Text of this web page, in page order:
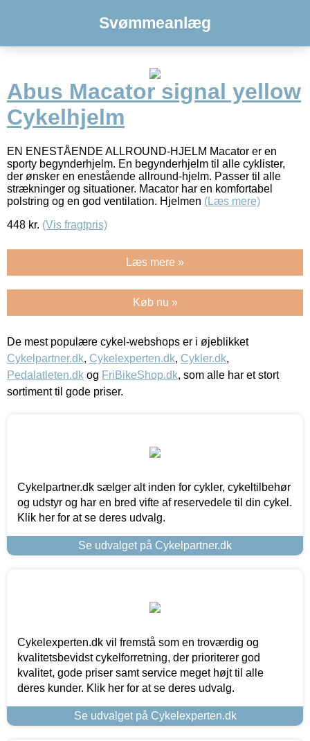
Svømmeanlæg
Abus Macator signal yellow
Cykelhjelm
EN ENESTÅENDE ALLROUND-HJELM Macator er en
sporty begynderhjelm. En begynderhjelm til alle cyklister,
der ønsker en enestående allround-hjelm. Passer til alle
strækninger og situationer. Macator har en komfortabel
polstring og en god ventilation. Hjelmen (Læs mere)
448 kr. (Vis fragtpris)
Læs mere »
Køb nu »
De mest populære cykel-webshops er i øjeblikket
Cykelpartner.dk, Cykelexperten.dk, Cykler.dk,
Pedalatleten.dk og FriBikeShop.dk, som alle har et stort
sortiment til gode priser.
Cykelpartner.dk sælger alt inden for cykler, cykeltilbehør
og udstyr og har en bred vifte af reservedele til din cykel.
Klik her for at se deres udvalg.
Se udvalget på Cykelpartner.dk
Cykelexperten.dk vil fremstå som en troværdig og
kvalitetsbevidst cykelforretning, der prioriterer god
kvalitet, gode priser samt service meget højt til alle
deres kunder. Klik her for at se deres udvalg.
Se udvalget på Cykelexperten.dk